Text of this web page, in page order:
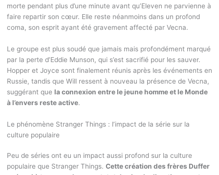
morte pendant plus d’une minute avant qu’Eleven ne parvienne à
faire repartir son cœur. Elle reste néanmoins dans un profond
coma, son esprit ayant été gravement affecté par Vecna.
Le groupe est plus soudé que jamais mais profondément marqué
par la perte d’Eddie Munson, qui s’est sacrifié pour les sauver.
Hopper et Joyce sont finalement réunis après les événements en
Russie, tandis que Will ressent à nouveau la présence de Vecna,
suggérant que la connexion entre le jeune homme et le Monde
à l’envers reste active.
Le phénomène Stranger Things : l’impact de la série sur la
culture populaire
Peu de séries ont eu un impact aussi profond sur la culture
populaire que Stranger Things. Cette création des frères Duffer